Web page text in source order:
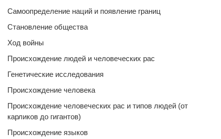
Самоопределение наций и появление границ
Становление общества
Ход войны
Происхождение людей и человеческих рас
Генетические исследования
Происхождение человека
Происхождение человеческих рас и типов людей (от
карликов до гигантов)
Происхождение языков